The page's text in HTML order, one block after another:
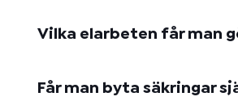
Vilka elarbeten får man
Får man byta säkringar